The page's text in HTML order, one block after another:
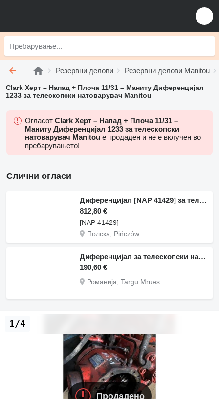
Резервни делови Резервни делови Manitou
Clark Херт – Напад + Плоча 11/31 – Маниту Диференцијал
1233 за телескопски натоварувач Manitou
Огласот Clark Херт – Напад + Плоча 11/31 –
Маниту Диференцијал 1233 за телескопски
натоварувач Manitou е продаден и не е вклучен во
пребарувањето!
Слични огласи
Диференцијал [NAP 41429] за телескопски натоварувач Manitou 1440
812,80 €
[NAP 41429]
Полска, Pińczów
Диференцијал за телескопски натоварувач Manitou MT 625 MT 1130 MT 1330 MT 1740 MT 1745
190,60 €
Романија, Targu Mrues
Продадено
1/4